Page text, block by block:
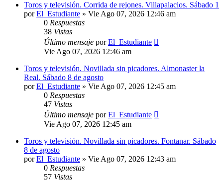
Toros y televisión. Corrida de rejones. Villapalacios. Sábado 1
porEl_Estudiante » Vie Ago 07, 2026 12:46 am
0 Respuestas
38 Vistas
Último mensaje porEl_Estudiante
Vie Ago 07, 2026 12:46 am
Toros y televisión. Novillada sin picadores. Almonaster la
Real. Sábado 8 de agosto
porEl_Estudiante » Vie Ago 07, 2026 12:45 am
0 Respuestas
47 Vistas
Último mensaje porEl_Estudiante
Vie Ago 07, 2026 12:45 am
Toros y televisión. Novillada sin picadores. Fontanar. Sábado
8 de agosto
porEl_Estudiante » Vie Ago 07, 2026 12:43 am
0 Respuestas
57 Vistas